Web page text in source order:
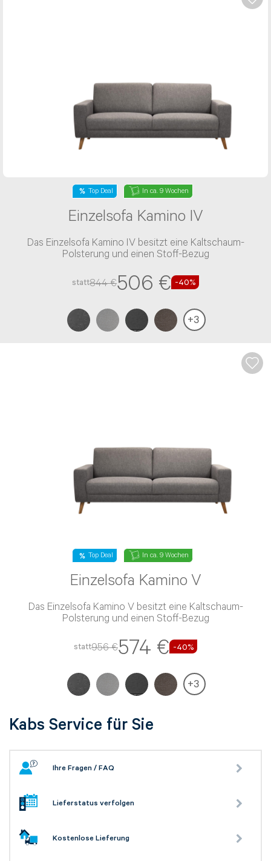
antworten, eine weitere Anfrage ist nicht
Betreff wählen*
Nachname*
Bitte tragen Sie wenn vorhanden, hier Ihre
Auftragsnummer ein
Nachricht*
NACHRICHT ABSENDEN
Angaben sind Pflichtfelder.
Top Deal In ca. 9 Wochen
Einzelsofa Kamino IV
Das Einzelsofa Kamino IV besitzt eine Kaltschaum-
Polsterung und einen Stoff-Bezug
statt844 €506 € -40%
+3
Top Deal In ca. 9 Wochen
Einzelsofa Kamino V
Das Einzelsofa Kamino V besitzt eine Kaltschaum-
Polsterung und einen Stoff-Bezug
statt956 €574 € -40%
+3
Kabs Service für Sie
Ihre Fragen / FAQ
Lieferstatus verfolgen
Kostenlose Lieferung